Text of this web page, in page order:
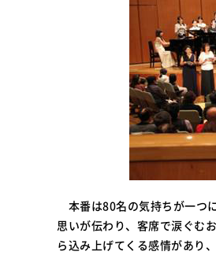
本番は80名の気持ちが一つ
思いが伝わり、客席で涙ぐむ
ら込み上げてくる感情があり